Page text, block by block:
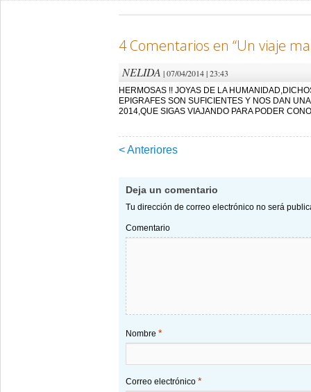
4 Comentarios en “Un viaje
NELIDA | 07/04/2014 | 23:43
HERMOSAS !! JOYAS DE LA
EPIGRAFES SON SUFICIENTES Y NOS DAN
2014,QUE SIGAS VIAJANDO PARA PODER
comentarios
< Anteriores
Deja un comentario
Tu dirección de correo electrónico no será
Comentario
Nombre *
Correo electrónico *